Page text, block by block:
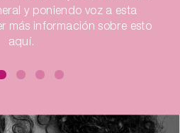
y poniendo voz a esta
más información sobre esto
aquí.